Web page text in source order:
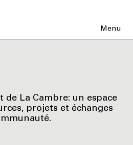
Menu
de La Cambre: un espace
projets et échanges